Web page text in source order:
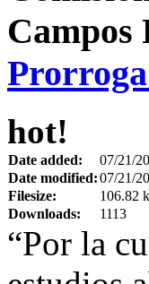
hot!
Date added:
07/21/
Date modified:07/21/
Filesize:
106.82
Downloads:
1113
“Por la